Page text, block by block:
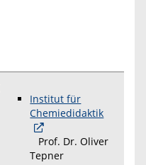
Institut für
Chemiedidaktik
Prof. Dr. Oliver
Tepner